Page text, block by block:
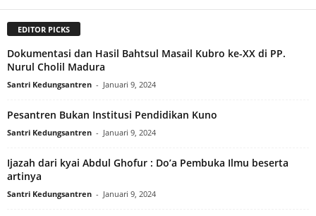
EDITOR PICKS
Dokumentasi dan Hasil Bahtsul Masail Kubro ke-XX di PP.
Nurul Cholil Madura
Santri Kedungsantren - Januari 9, 2024
Pesantren Bukan Institusi Pendidikan Kuno
Santri Kedungsantren - Januari 9, 2024
Ijazah dari kyai Abdul Ghofur : Do’a Pembuka Ilmu beserta
artinya
Santri Kedungsantren - Januari 9, 2024